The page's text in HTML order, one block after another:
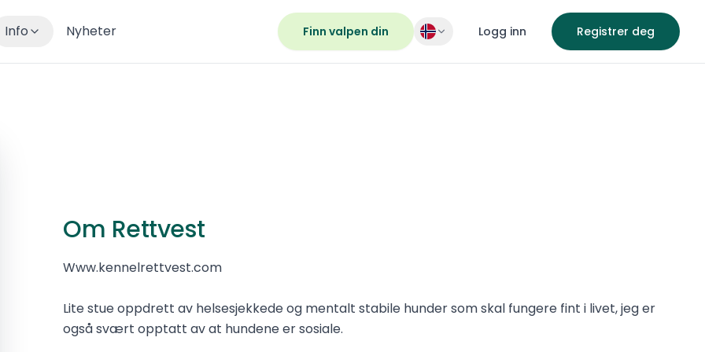
Info Nyheter Finn valpen din Logg inn Registrer deg
Om Rettvest
Www.kennelrettvest.com
Lite stue oppdrett av helsesjekkede og mentalt stabile hunder som skal fungere fint i livet, jeg er
også svært opptatt av at hundene er sosiale.